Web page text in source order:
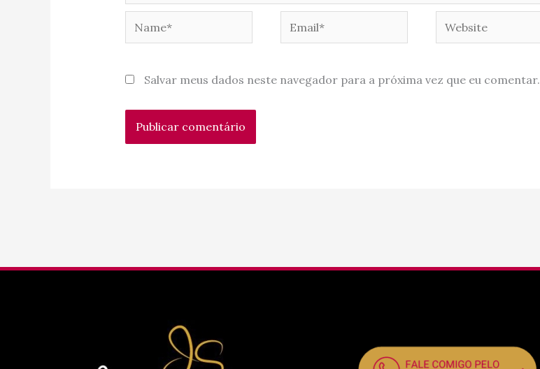
Website
Salvar meus dados neste navegador para a próxima vez que eu comentar.